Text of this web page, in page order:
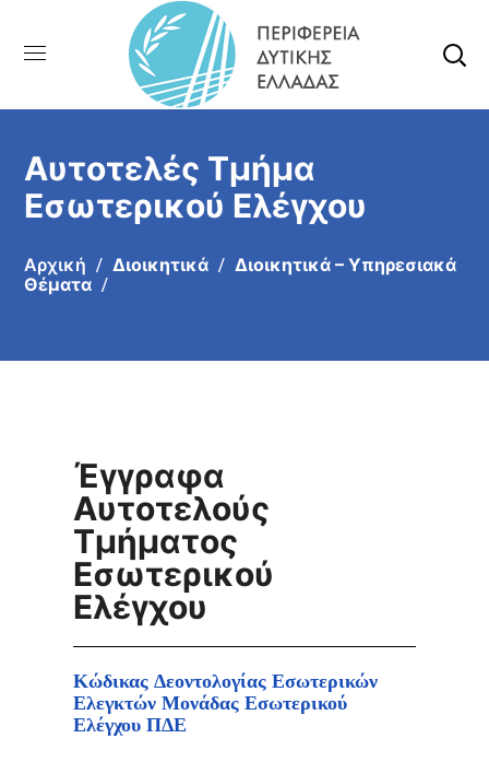
Αυτοτελές Τμήμα
Εσωτερικού Ελέγχου
Αρχική Διοικητικά
Διοικητικά – Υπηρεσιακά
Θέματα
Έγγραφα
Αυτοτελούς
Τμήματος
Εσωτερικού
Ελέγχου
Κώδικας Δεοντολογίας Εσωτερικών
Ελεγκτών Μονάδας Εσωτερικού
Ελέγχου ΠΔΕ